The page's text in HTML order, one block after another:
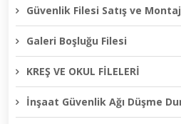
Güvenlik Filesi Satış ve
Galeri Boşluğu Filesi
KREŞ VE OKUL FİLELERİ
İnşaat Güvenlik Ağı Düşme